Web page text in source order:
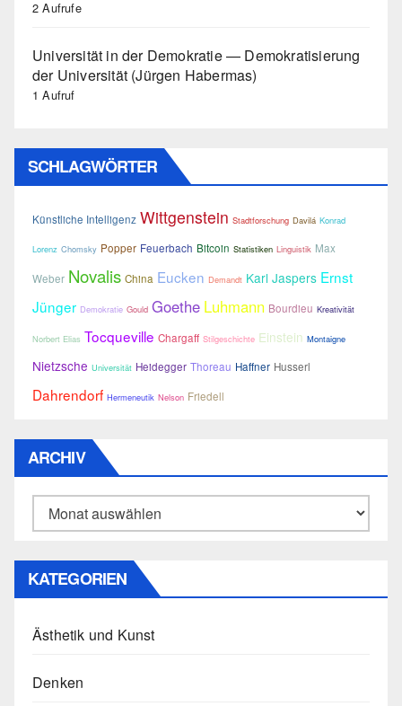
2 Aufrufe
Universität in der Demokratie — Demokratisierung
der Universität (Jürgen Habermas)
1 Aufruf
SCHLAGWÖRTER
Künstliche Intelligenz Wittgenstein Stadtforschung Davilá Konrad
Lorenz Chomsky Popper Feuerbach Bitcoin Statistiken Linguistik Max
Weber Novalis China Eucken Demandt Karl Jaspers Ernst
Jünger Demokratie Gould Goethe Luhmann Bourdieu Kreativität
Norbert Elias Tocqueville Chargaff Stilgeschichte Einstein Montaigne
Nietzsche Universität Heidegger Thoreau Haffner Husserl
Dahrendorf Hermeneutik Nelson Friedell
ARCHIV
Archiv
KATEGORIEN
Ästhetik und Kunst
Denken